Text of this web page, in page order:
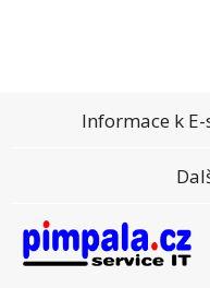
Informace k